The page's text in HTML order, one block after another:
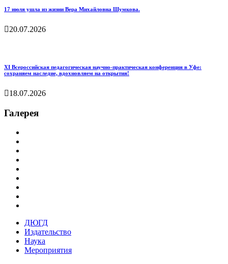
17 июля ушла из жизни Вера Михайловна Шумкова.
20.07.2026
XI Всероссийская педагогическая научно‑практическая конференция в Уфе:
сохраняем наследие, вдохновляем на открытия!
18.07.2026
Галерея
ДЮГД
Издательство
Наука
Мероприятия